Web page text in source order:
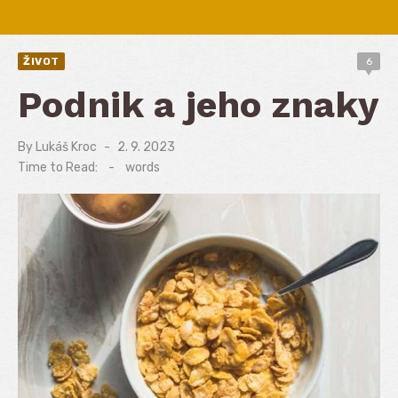
ŽIVOT 6
Podnik a jeho znaky
By Lukáš Kroc
Posted
on
2. 9. 2023
Time to Read:
- words